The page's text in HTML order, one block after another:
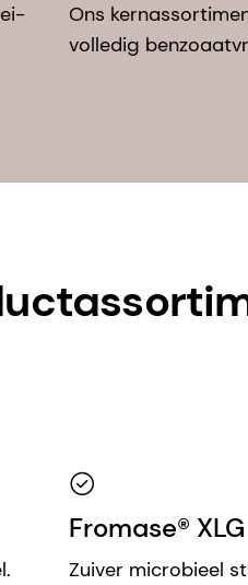
Ons
volledig
Fromase® XLG
Zuiver microbieel